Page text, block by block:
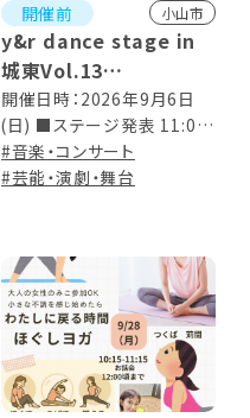
開催前 小山市
y&r dance stage in
城東Vol.13
【y&r開催3周年記念回】
音とダンスの野外ステー
ジ
開催日時：2026年9月6日
(日) ■ステージ発表 11:00
～15:00 ■キッチンカー
10:00～15:00 ※雨天決行・
#音楽・コンサート
#芸能・演劇・舞台